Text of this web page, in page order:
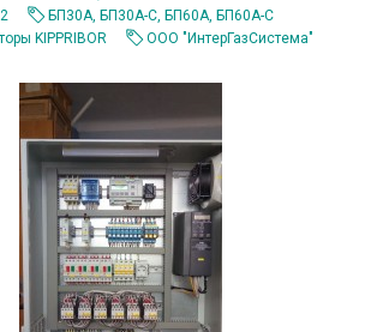
БП30А, БП30А-С, БП60А, БП60А-С
KIPPRIBOR
ООО "ИнтерГазСистема"